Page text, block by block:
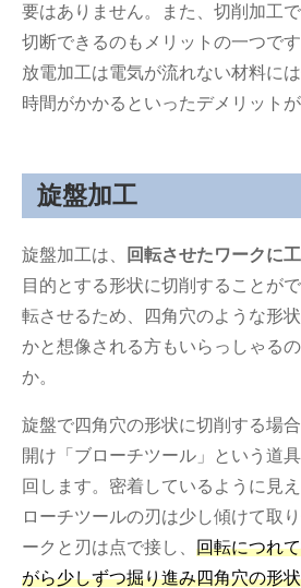
要はありません。また、切削加工
切断できるのもメリットの一つで
放電加工は電気が流れない材料に
時間がかかるといったデメリットが
旋盤加工
旋盤加工は、 回転させたワークに
目的とする形状に切削することが
転させるため、四角穴のような形
かと想像される方もいらっしゃる
か。
旋盤で四角穴の形状に切削する場
開け「ブローチツール」という道
回します。密着しているように見
ローチツールの刃は少し傾けて取
ークと刃は点で接し、 回転につれ
がら少しずつ掘り進み四角穴の形